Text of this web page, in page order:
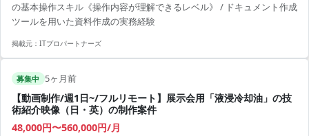
の基本操作スキル《操作内容が理解できるレベル》 / ドキュメント作成
ツールを用いた資料作成の実務経験
掲載元： ITプロパートナーズ
募集中 5ヶ月前
【動画制作/週1日~/フルリモート】展示会用「液浸冷却油」の技
術紹介映像（日・英）の制作案件
48,000円〜560,000円/月